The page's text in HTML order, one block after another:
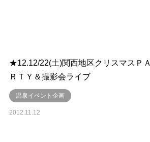
★12.12/22(土)関西地区クリスマスＰＡ
ＲＴＹ＆撮影会ライブ
温泉イベント企画
2012.11.12